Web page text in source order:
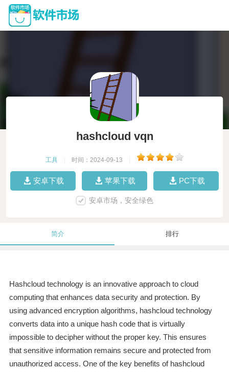
hashcloud vqn
工具 时间：2024-09-13
安卓下载 苹果下载 PC下载
安卓市场，安全绿色
简介 排行
Hashcloud technology is an innovative approach to cloud
computing that enhances data security and protection. By
using advanced encryption algorithms, hashcloud technology
converts data into a unique hash code that is virtually
impossible to decipher without the proper key. This ensures
that sensitive information remains secure and protected from
unauthorized access. One of the key benefits of hashcloud